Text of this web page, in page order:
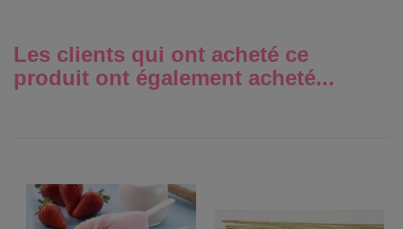
Les clients qui ont acheté ce
produit ont également acheté...